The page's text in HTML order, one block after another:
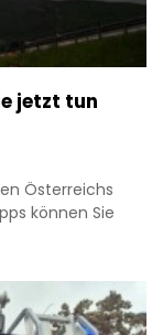
jetzt tun
Österreichs
können Sie